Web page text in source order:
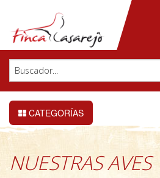
CATEGORÍAS
NUESTRAS AVES